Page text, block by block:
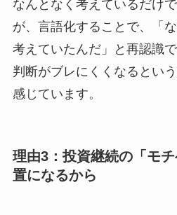
なんとなく考えているだけ
が、言語化することで、「
考えていたんだ」と再認識
判断がブレにくくなるとい
感じています。
理由3：投資継続の「モ
置になるから